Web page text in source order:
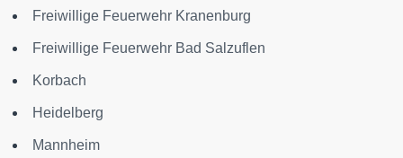
Freiwillige Feuerwehr Kranenburg
Freiwillige Feuerwehr Bad Salzuflen
Korbach
Heidelberg
Mannheim